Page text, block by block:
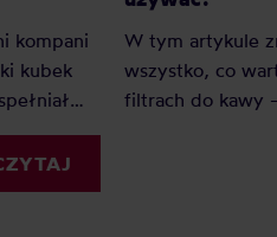
kompani
kubek
po
W tym artykule
wszystko, co
filtrach do kawy
rozmiarów, po
wskazówki, jak